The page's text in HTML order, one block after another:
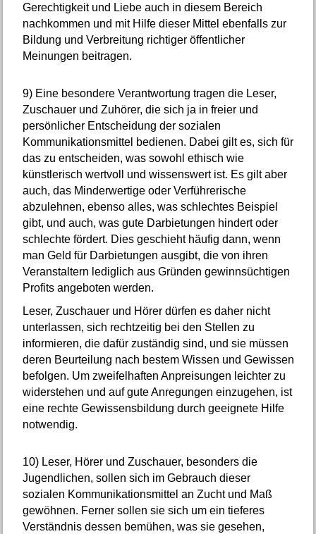
Gerechtigkeit und Liebe auch in diesem Bereich
nachkommen und mit Hilfe dieser Mittel ebenfalls zur
Bildung und Verbreitung richtiger öffentlicher
Meinungen beitragen.
9)Eine besondere Verantwortung tragen die Leser,
Zuschauer und Zuhörer, die sich ja in freier und
persönlicher Entscheidung der sozialen
Kommunikationsmittel bedienen. Dabei gilt es, sich für
das zu entscheiden, was sowohl ethisch wie
künstlerisch wertvoll und wissenswert ist. Es gilt aber
auch, das Minderwertige oder Verführerische
abzulehnen, ebenso alles, was schlechtes Beispiel
gibt, und auch, was gute Darbietungen hindert oder
schlechte fördert. Dies geschieht häufig dann, wenn
man Geld für Darbietungen ausgibt, die von ihren
Veranstaltern lediglich aus Gründen gewinnsüchtigen
Profits angeboten werden.
Leser, Zuschauer und Hörer dürfen es daher nicht
unterlassen, sich rechtzeitig bei den Stellen zu
informieren, die dafür zuständig sind, und sie müssen
deren Beurteilung nach bestem Wissen und Gewissen
befolgen. Um zweifelhaften Anpreisungen leichter zu
widerstehen und auf gute Anregungen einzugehen, ist
eine rechte Gewissensbildung durch geeignete Hilfe
notwendig.
10)Leser, Hörer und Zuschauer, besonders die
Jugendlichen, sollen sich im Gebrauch dieser
sozialen Kommunikationsmittel an Zucht und Maß
gewöhnen. Ferner sollen sie sich um ein tieferes
Verständnis dessen bemühen, was sie gesehen,